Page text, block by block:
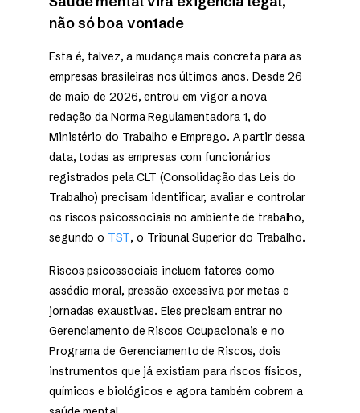
não só boa vontade
Esta é, talvez, a mudança mais concreta para as
empresas brasileiras nos últimos anos. Desde 26
de maio de 2026, entrou em vigor a nova
redação da Norma Regulamentadora 1, do
Ministério do Trabalho e Emprego. A partir dessa
data, todas as empresas com funcionários
registrados pela CLT (Consolidação das Leis do
Trabalho) precisam identificar, avaliar e controlar
os riscos psicossociais no ambiente de trabalho,
segundo o TST, o Tribunal Superior do Trabalho.
Riscos psicossociais incluem fatores como
assédio moral, pressão excessiva por metas e
jornadas exaustivas. Eles precisam entrar no
Gerenciamento de Riscos Ocupacionais e no
Programa de Gerenciamento de Riscos, dois
instrumentos que já existiam para riscos físicos,
químicos e biológicos e agora também cobrem a